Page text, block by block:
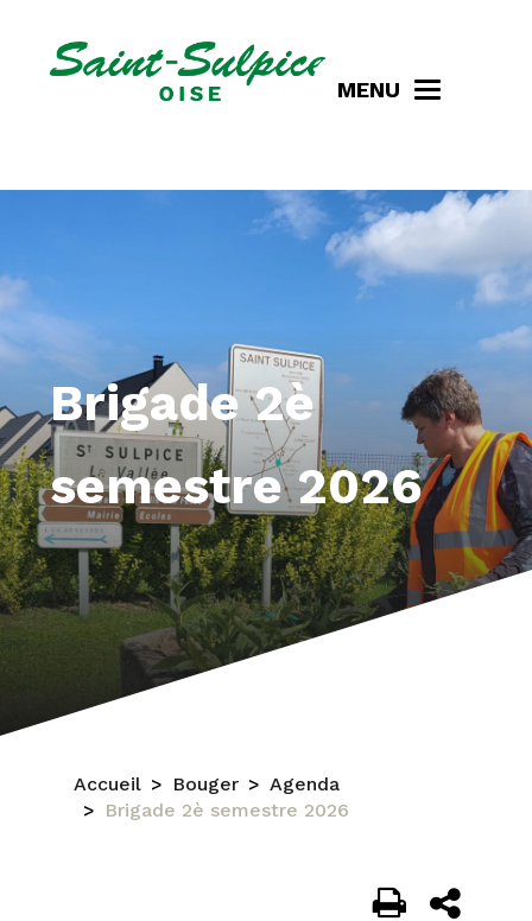
MENU
Brigade 2è
semestre 2026
Accueil Bouger
Agenda
Brigade 2è semestre 2026